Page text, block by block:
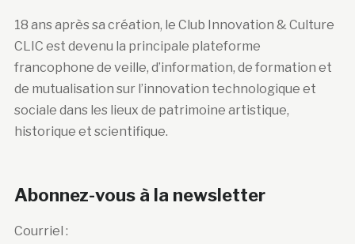
18 ans après sa création, le Club Innovation & Culture
CLIC est devenu la principale plateforme
francophone de veille, d’information, de formation et
de mutualisation sur l’innovation technologique et
sociale dans les lieux de patrimoine artistique,
historique et scientifique.
Abonnez-vous à la newsletter
Courriel :